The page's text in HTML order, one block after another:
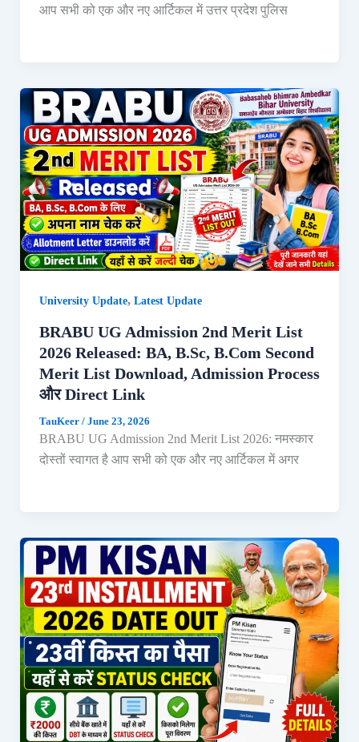
आप सभी को एक और नए आर्टिकल में उत्तर प्रदेश पुलिस
University Update, Latest Update
BRABU UG Admission 2nd Merit List
2026 Released: BA, B.Sc, B.Com Second
Merit List Download, Admission Process
और Direct Link
TauKeer / June 23, 2026
BRABU UG Admission 2nd Merit List 2026: नमस्कार
दोस्तों स्वागत है आप सभी को एक और नए आर्टिकल में अगर